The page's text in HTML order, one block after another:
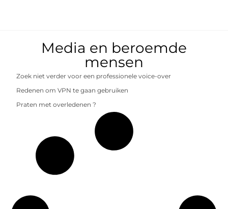
Media en beroemde
mensen
Zoek niet verder voor een professionele voice-over
Redenen om VPN te gaan gebruiken
Praten met overledenen ?